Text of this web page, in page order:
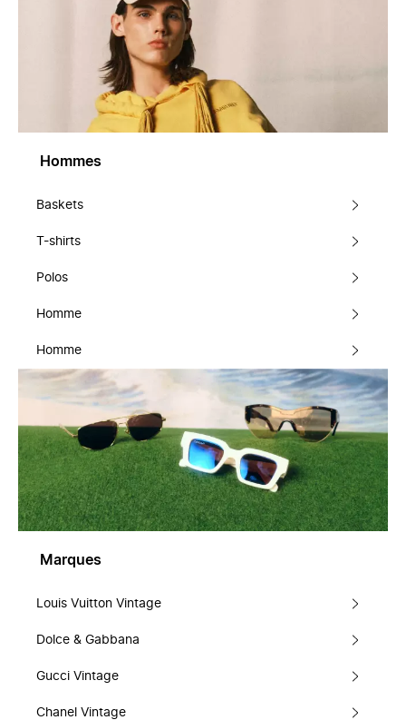
Hommes
Baskets
T-shirts
Polos
Homme
Homme
Marques
Louis Vuitton Vintage
Dolce & Gabbana
Gucci Vintage
Chanel Vintage